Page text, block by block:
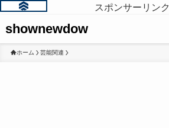
スポンサーリンク
shownewdow
ホーム 芸能関連